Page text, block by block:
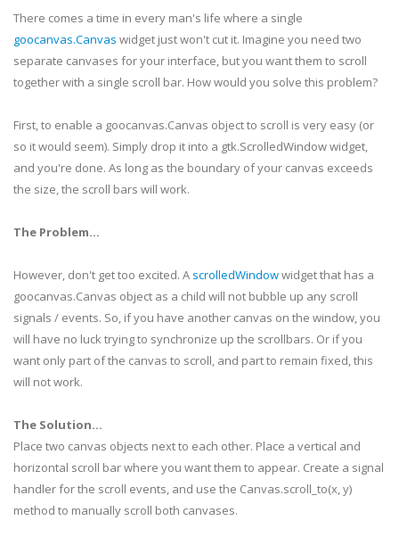
There comes a time in every man's life where a single
goocanvas.Canvas widget just won't cut it. Imagine you need two
separate canvases for your interface, but you want them to scroll
together with a single scroll bar. How would you solve this problem?
First, to enable a goocanvas.Canvas object to scroll is very easy (or
so it would seem). Simply drop it into a gtk.ScrolledWindowwidget,
and you're done. As long as the boundary of your canvas exceeds
the size, the scroll bars will work.
The Problem...
However, don't get too excited. A scrolledWindowwidget that has a
goocanvas.Canvas object as a child will not bubble up any scroll
signals / events. So, if you have another canvas on the window, you
will have no luck trying to synchronize up the scrollbars. Or if you
want only part of the canvas to scroll, and part to remain fixed, this
will not work.
The Solution...
Place two canvas objects next to each other. Place a vertical and
horizontal scroll barwhere you want them to appear. Create a signal
handler for the scroll events, and use the Canvas.scroll_to(x, y)
method to manually scroll both canvases.